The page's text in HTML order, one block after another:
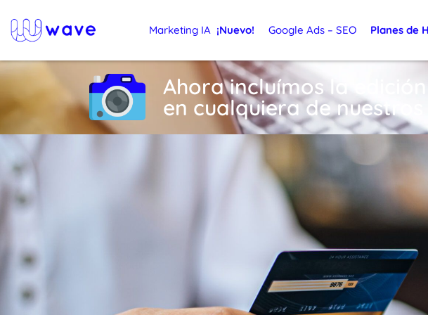
Marketing IA ¡Nuevo! Google Ads – SEO Planes de
Ahora incluímos la
en cualquiera de